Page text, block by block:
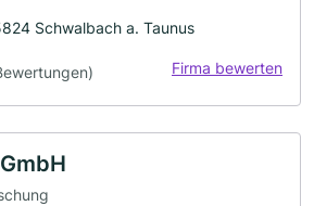
Schwalbach a. Taunus
Firma bewerten